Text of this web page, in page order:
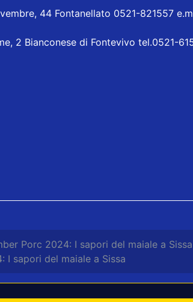
44 Fontanellato 0521-821557
2 Bianconese di Fontevivo tel.0521-
Porc 2024: I sapori del maiale a Sissa
I sapori del maiale a Sissa